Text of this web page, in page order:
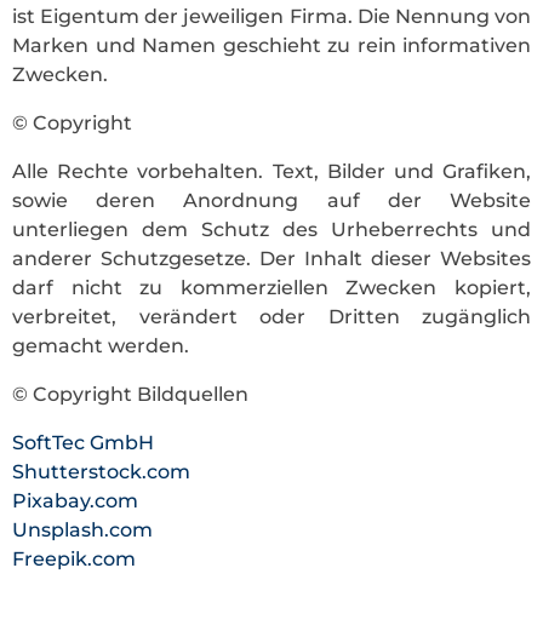
ist Eigentum der jeweiligen Firma. Die Nennung von
Marken und Namen geschieht zu rein informativen
Zwecken.
© Copyright
Alle Rechte vorbehalten. Text, Bilder und Grafiken,
sowie deren Anordnung auf der Website
unterliegen dem Schutz des Urheberrechts und
anderer Schutzgesetze. Der Inhalt dieser Websites
darf nicht zu kommerziellen Zwecken kopiert,
verbreitet, verändert oder Dritten zugänglich
gemacht werden.
© Copyright Bildquellen
SoftTec GmbH
Shutterstock.com
Pixabay.com
Unsplash.com
Freepik.com